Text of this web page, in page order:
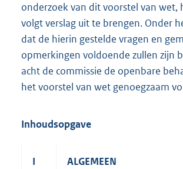
onderzoek van dit voorstel van wet,
volgt verslag uit te brengen. Onder
dat de hierin gestelde vragen en
opmerkingen voldoende zullen zijn
acht de commissie de openbare
het voorstel van wet genoegzaam
Inhoudsopgave
I ALGEMEEN